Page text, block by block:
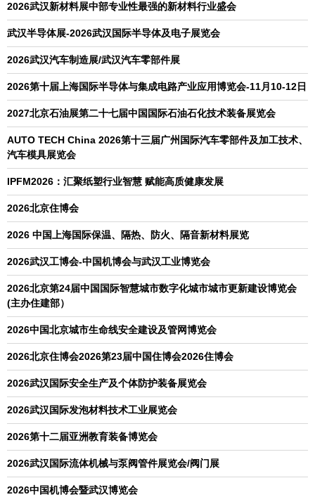
2026武汉新材料展中部专业性最强的新材料行业盛会
武汉半导体展-2026武汉国际半导体及电子展览会
2026武汉汽车制造展/武汉汽车零部件展
2026第十届上海国际半导体与集成电路产业应用博览会-11月10-12日
2027北京石油展第二十七届中国国际石油石化技术装备展览会
AUTO TECH China 2026第十三届广州国际汽车零部件及加工技术、
汽车模具展览会
IPFM2026：汇聚纸塑行业智慧 赋能高质健康发展
2026北京住博会
2026 中国上海国际保温、隔热、防火、隔音新材料展览
2026武汉工博会-中国机博会与武汉工业博览会
2026北京第24届中国国际智慧城市数字化城市城市更新建设博览会
(主办住建部）
2026中国北京城市生命线安全建设及管网博览会
2026北京住博会2026第23届中国住博会2026住博会
2026武汉国际安全生产及个体防护装备展览会
2026武汉国际发泡材料技术工业展览会
2026第十二届亚洲教育装备博览会
2026武汉国际流体机械与泵阀管件展览会/阀门展
2026中国机博会暨武汉博览会